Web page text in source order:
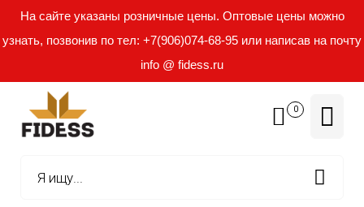
На сайте указаны розничные цены. Оптовые цены можно
узнать, позвонив по тел: +7(906)074-68-95 или написав на почту
info @ fidess.ru
0